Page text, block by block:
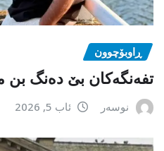
ڕاوبۆچوون
تفەنگەکان بێ دەنگ بن
نوسەر ئاب 5, 2026